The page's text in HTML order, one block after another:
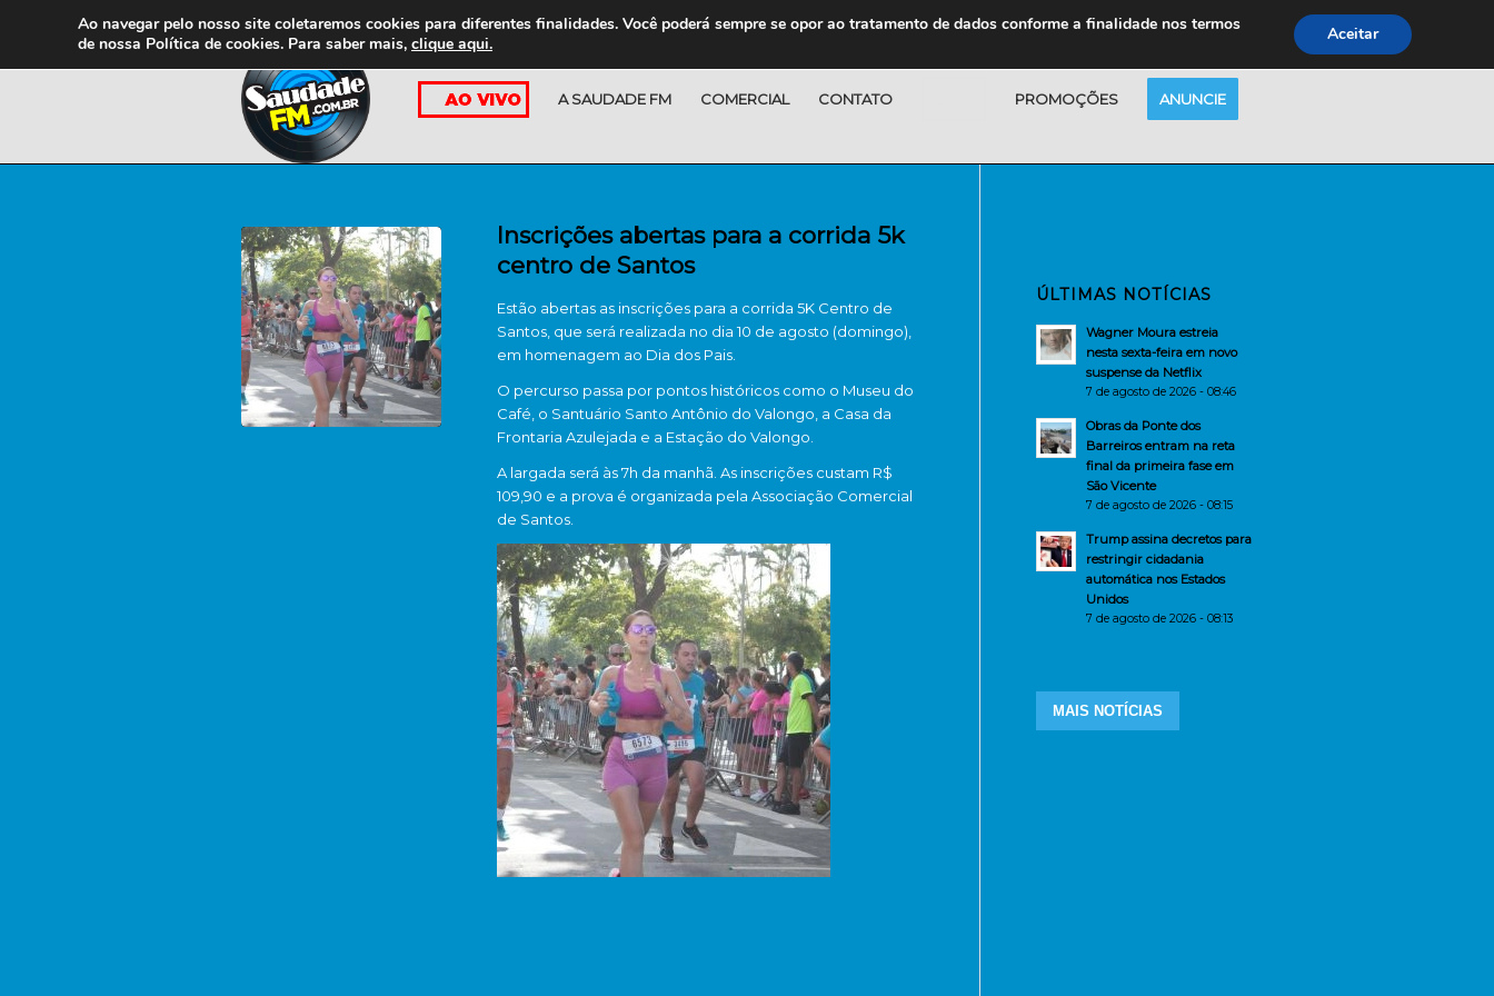
A SAUDADE FM COMERCIAL CONTATO PROMOÇÕES ANUNCIE
Inscrições abertas para a corrida 5k
centro de Santos
Estão abertas as inscrições para a corrida 5K Centro de
Santos, que será realizada no dia 10 de agosto (domingo),
em homenagem ao Dia dos Pais.
O percurso passa por pontos históricos como o Museu do
Café, o Santuário Santo Antônio do Valongo, a Casa da
Frontaria Azulejada e a Estação do Valongo.
A largada será às 7h da manhã. As inscrições custam R$
109,90 e a prova é organizada pela Associação Comercial
de Santos.
ÚLTIMAS NOTÍCIAS
Wagner Moura estreia
nesta sexta-feira em novo
suspense da Netflix
7 de agosto de 2026 - 08:46
Obras da Ponte dos
Barreiros entram na reta
final da primeira fase em
São Vicente
7 de agosto de 2026 - 08:15
Trump assina decretos para
restringir cidadania
automática nos Estados
Unidos
7 de agosto de 2026 - 08:13
MAIS NOTÍCIAS
Ao navegar pelo nosso site coletaremos cookies para diferentes finalidades. Você poderá sempre se opor ao tratamento de dados conforme a finalidade nos termos
de nossa Política de cookies. Para saber mais, clique aqui. Aceitar